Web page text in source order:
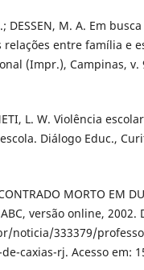
DESSEN, M. A. Em
relações entre família e
(Impr.), Campinas, v.
L. W. Violência
Diálogo Educ.,
MORTO EM
versão online, 2002.
noticia/333379/
caxias-rj. Acesso em: